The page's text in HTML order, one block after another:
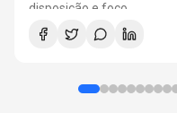
disposição e foco